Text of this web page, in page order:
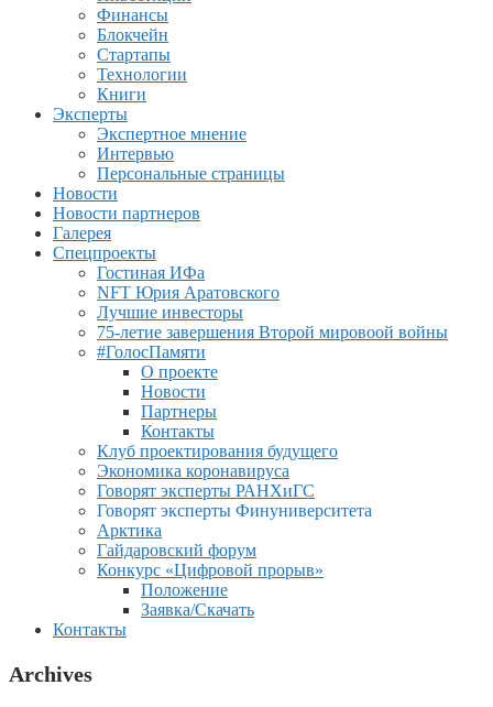
Финансы
Блокчейн
Стартапы
Технологии
Книги
Эксперты
Экспертное мнение
Интервью
Персональные страницы
Новости
Новости партнеров
Галерея
Спецпроекты
Гостиная ИФа
NFT Юрия Аратовского
Лучшие инвесторы
75-летие завершения Второй мировоой войны
#ГолосПамяти
О проекте
Новости
Партнеры
Контакты
Клуб проектирования будущего
Экономика коронавируса
Говорят эксперты РАНХиГС
Говорят эксперты Финуниверситета
Арктика
Гайдаровский форум
Конкурс «Цифровой прорыв»
Положение
Заявка/Скачать
Контакты
Archives